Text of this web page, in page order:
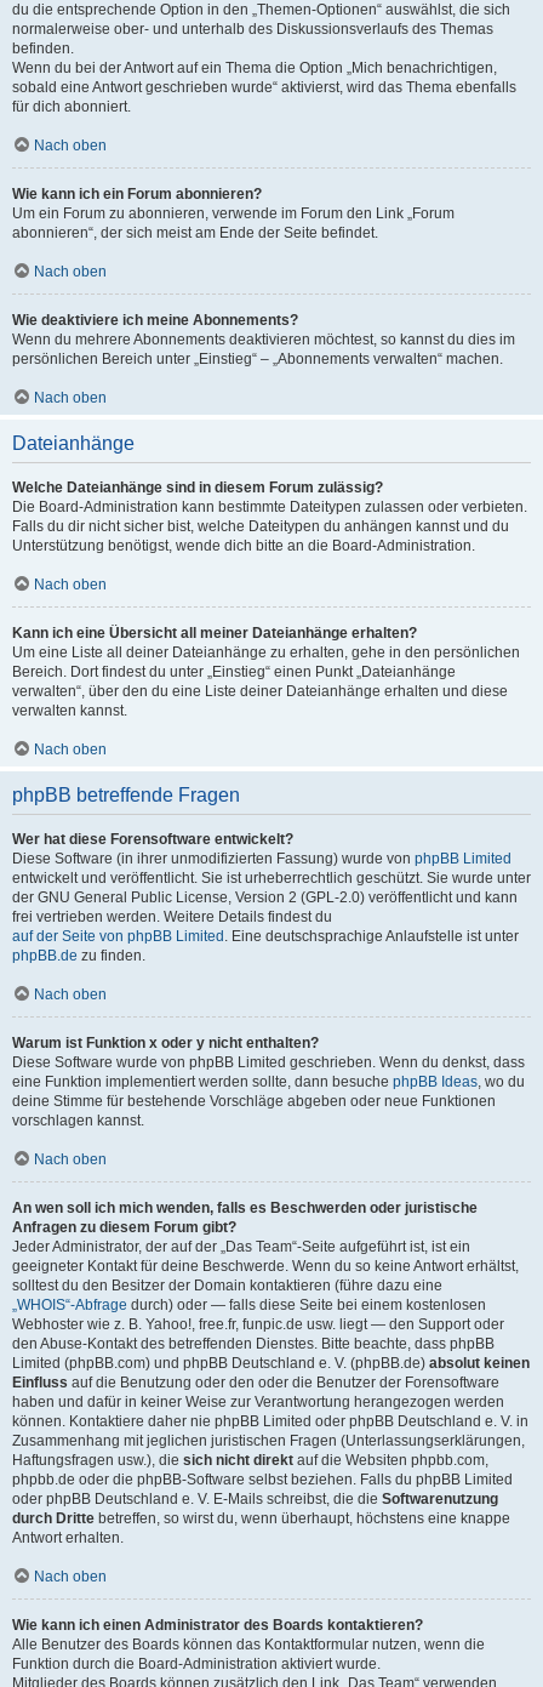
du die entsprechende Option in den „Themen-Optionen“ auswählst, die sich
normalerweise ober- und unterhalb des Diskussionsverlaufs des Themas
befinden.
Wenn du bei der Antwort auf ein Thema die Option „Mich benachrichtigen,
sobald eine Antwort geschrieben wurde“ aktivierst, wird das Thema ebenfalls
für dich abonniert.
Nach oben
Wie kann ich ein Forum abonnieren?
Um ein Forum zu abonnieren, verwende im Forum den Link „Forum
abonnieren“, der sich meist am Ende der Seite befindet.
Nach oben
Wie deaktiviere ich meine Abonnements?
Wenn du mehrere Abonnements deaktivieren möchtest, so kannst du dies im
persönlichen Bereich unter „Einstieg“ – „Abonnements verwalten“ machen.
Nach oben
Dateianhänge
Welche Dateianhänge sind in diesem Forum zulässig?
Die Board-Administration kann bestimmte Dateitypen zulassen oder verbieten.
Falls du dir nicht sicher bist, welche Dateitypen du anhängen kannst und du
Unterstützung benötigst, wende dich bitte an die Board-Administration.
Nach oben
Kann ich eine Übersicht all meiner Dateianhänge erhalten?
Um eine Liste all deiner Dateianhänge zu erhalten, gehe in den persönlichen
Bereich. Dort findest du unter „Einstieg“ einen Punkt „Dateianhänge
verwalten“, über den du eine Liste deiner Dateianhänge erhalten und diese
verwalten kannst.
Nach oben
phpBB betreffende Fragen
Wer hat diese Forensoftware entwickelt?
Diese Software (in ihrer unmodifizierten Fassung) wurde von phpBB Limited
entwickelt und veröffentlicht. Sie ist urheberrechtlich geschützt. Sie wurde unter
der GNU General Public License, Version 2 (GPL-2.0) veröffentlicht und kann
frei vertrieben werden. Weitere Details findest du
auf der Seite von phpBB Limited . Eine deutschsprachige Anlaufstelle ist unter
phpBB.de zu finden.
Nach oben
Warum ist Funktion x oder y nicht enthalten?
Diese Software wurde von phpBB Limited geschrieben. Wenn du denkst, dass
eine Funktion implementiert werden sollte, dann besuche phpBB Ideas, wo du
deine Stimme für bestehende Vorschläge abgeben oder neue Funktionen
vorschlagen kannst.
Nach oben
An wen soll ich mich wenden, falls es Beschwerden oder juristische
Anfragen zu diesem Forum gibt?
Jeder Administrator, der auf der „Das Team“-Seite aufgeführt ist, ist ein
geeigneter Kontakt für deine Beschwerde. Wenn du so keine Antwort erhältst,
solltest du den Besitzer der Domain kontaktieren (führe dazu eine
„WHOIS“-Abfrage durch) oder — falls diese Seite bei einem kostenlosen
Webhoster wie z. B. Yahoo!, free.fr, funpic.de usw. liegt — den Support oder
den Abuse-Kontakt des betreffenden Dienstes. Bitte beachte, dass phpBB
Limited (phpBB.com) und phpBB Deutschland e. V. (phpBB.de) absolut keinen
Einfluss auf die Benutzung oder den oder die Benutzer der Forensoftware
haben und dafür in keiner Weise zur Verantwortung herangezogen werden
können. Kontaktiere daher nie phpBB Limited oder phpBB Deutschland e. V. in
Zusammenhang mit jeglichen juristischen Fragen (Unterlassungserklärungen,
Haftungsfragen usw.), die sich nicht direkt auf die Websiten phpbb.com,
phpbb.de oder die phpBB-Software selbst beziehen. Falls du phpBB Limited
oder phpBB Deutschland e. V. E-Mails schreibst, die die Softwarenutzung
durch Dritte betreffen, so wirst du, wenn überhaupt, höchstens eine knappe
Antwort erhalten.
Nach oben
Wie kann ich einen Administrator des Boards kontaktieren?
Alle Benutzer des Boards können das Kontaktformular nutzen, wenn die
Funktion durch die Board-Administration aktiviert wurde.
Mitglieder des Boards können zusätzlich den Link „Das Team“ verwenden.